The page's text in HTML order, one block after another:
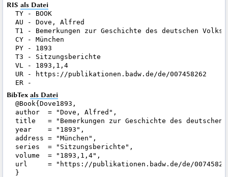
RIS als Datei
TY - BOOK
AU - Dove, Alfred
T1 - Bemerkungen zur Geschichte des deutschen
CY - München
PY - 1893
T3 - Sitzungsberichte
VL - 1893,1,4
UR - https://publikationen.badw.de/de/007458262
BibTex als Datei
@Book{Dove1893,
author  = "Dove, Alfred",
title   = "Bemerkungen zur Geschichte des deutschen
year    = "1893",
address = "München",
series  = "Sitzungsberichte",
volume  = "1893,1,4",
url     = "https://publikationen.badw.de/de/